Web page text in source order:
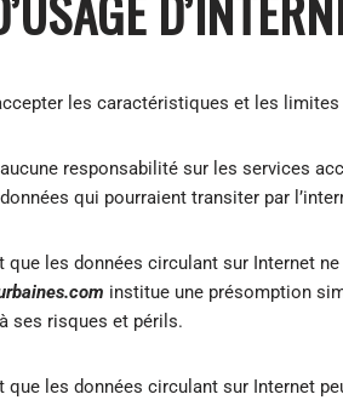
les caractéristiques et les
aucune responsabilité sur les services
qui pourraient transiter par
que les données circulant sur Internet
institue une présomption
ses risques et périls.
que les données circulant sur Internet